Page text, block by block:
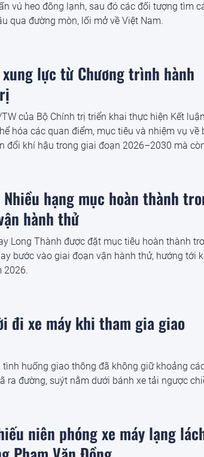
vú heo đông lạnh, sau đó các đối tượng tìm
qua đường mòn, lối mở về Việt Nam.
lực từ Chương trình hành
của Bộ Chính trị triển khai thực hiện Kết
hóa các quan điểm, mục tiêu và nhiệm vụ về
đổi khí hậu trong giai đoạn 2026–2030 mà
tư duy lãnh đạo của Đảng về mô hình phát
Nhiều hạng mục hoàn thành
hành thử
Long Thành được đặt mục tiêu hoàn thành
bước vào giai đoạn vận hành thử, hướng tới
2026.
đi xe máy khi tham gia giao
huống giao thông đã không giữ khoảng
ra đường, suýt nằm dưới bánh xe tải ngược
niên phóng xe máy lạng